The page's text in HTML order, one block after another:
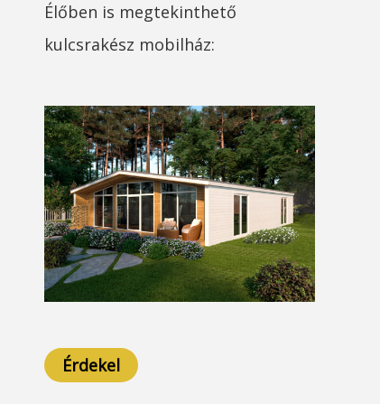
Élőben is megtekinthető
kulcsrakész mobilház:
Érdekel